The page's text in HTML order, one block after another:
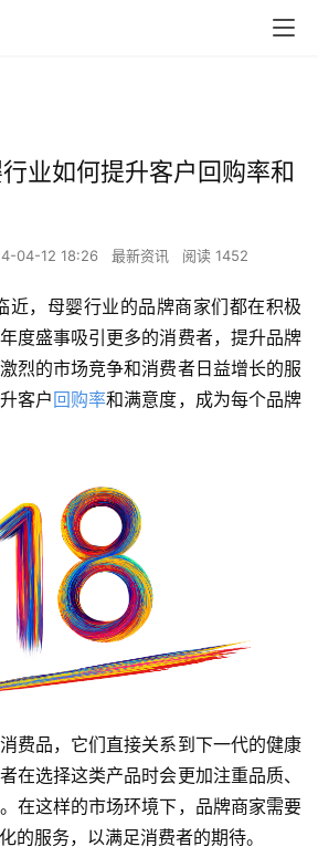
业如何提升客户回购率和
04-12 18:26 最新资讯 阅读 1452
近，母婴行业的品牌商家们都在积极
度盛事吸引更多的消费者，提升品牌
烈的市场竞争和消费者日益增长的服
客户回购率和满意度，成为每个品牌
费品，它们直接关系到下一代的健康
在选择这类产品时会更加注重品质、
在这样的市场环境下，品牌商家需要
的服务，以满足消费者的期待。